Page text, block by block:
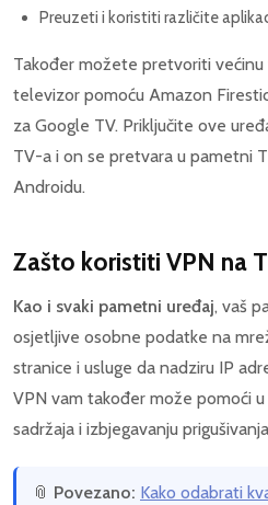
Preuzeti i koristiti različite
Također možete pretvoriti
televizor pomoću Amazon
za Google TV. Priključite ove
TV-a i on se pretvara u pametni
Androidu.
Zašto koristiti VPN na
Kao i svaki pametni uređaj, vaš
osjetljive osobne podatke na
stranice i usluge da nadziru IP
VPN vam također može pomoći
sadržaja i izbjegavanju
📎 Povezano: Kako odabrati